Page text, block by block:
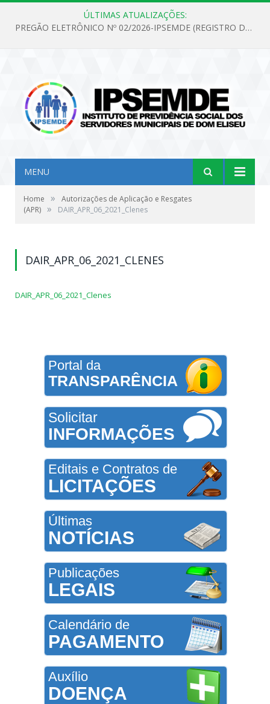
ÚLTIMAS ATUALIZAÇÕES:
PREGÃO ELETRÔNICO Nº 02/2026-IPSEMDE (REGISTRO DE PREÇOS PARA FUTURA E EVENTUAL AQUISIÇÃO DE MATERIAL DE LIMPEZA E GÊNEROS ALIMENTÍCIOS PARA ATENDER AS NECESSIDADES DO INSTITUTO DE PREVIDÊNCIA SOCIAL DOS SERVIDORES MUNICIPAIS DE DOM ELISEU.)
MENU
Home »
Autorizações de Aplicação e Resgates
(APR) » DAIR_APR_06_2021_Clenes
DAIR_APR_06_2021_CLENES
DAIR_APR_06_2021_Clenes
Portal da
TRANSPARÊNCIA
Solicitar
INFORMAÇÕES
Editais e Contratos de
LICITAÇÕES
Últimas
NOTÍCIAS
Publicações
LEGAIS
Calendário de
PAGAMENTO
Auxílio
DOENÇA